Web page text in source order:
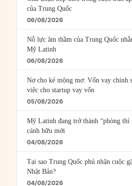
của Trung Quốc
06/08/2026
Nỗ lực âm thầm của Trung Quốc
Mỹ Latinh
06/08/2026
Nợ cho kẻ mộng mơ: Vốn vay chính
việc cho startup vay vốn
05/08/2026
Mỹ Latinh đang trở thành “phòng thí
cánh hữu mới
04/08/2026
Tại sao Trung Quốc phủ nhận cuộc
Nhật Bản?
04/08/2026